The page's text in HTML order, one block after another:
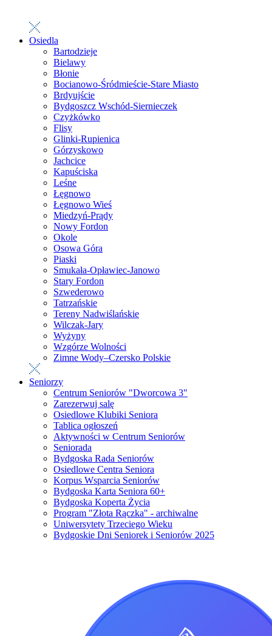
Osiedla
Bartodzieje
Bielawy
Błonie
Bocianowo-Śródmieście-Stare Miasto
Brdyujście
Bydgoszcz Wschód-Siernieczek
Czyżkówko
Flisy
Glinki-Rupienica
Górzyskowo
Jachcice
Kapuściska
Leśne
Łęgnowo
Łęgnowo Wieś
Miedzyń-Prądy
Nowy Fordon
Okole
Osowa Góra
Piaski
Smukała-Opławiec-Janowo
Stary Fordon
Szwederowo
Tatrzańskie
Tereny Nadwiślańskie
Wilczak-Jary
Wyżyny
Wzgórze Wolności
Zimne Wody–Czersko Polskie
Seniorzy
Centrum Seniorów "Dworcowa 3"
Zarezerwuj salę
Osiedlowe Klubiki Seniora
Tablica ogłoszeń
Aktywności w Centrum Seniorów
Seniorada
Bydgoska Rada Seniorów
Osiedlowe Centra Seniora
Korpus Wsparcia Seniorów
Bydgoska Karta Seniora 60+
Bydgoska Koperta Życia
Program "Złota Rączka" - archiwalne
Uniwersytety Trzeciego Wieku
Bydgoskie Dni Seniorek i Seniorów 2025